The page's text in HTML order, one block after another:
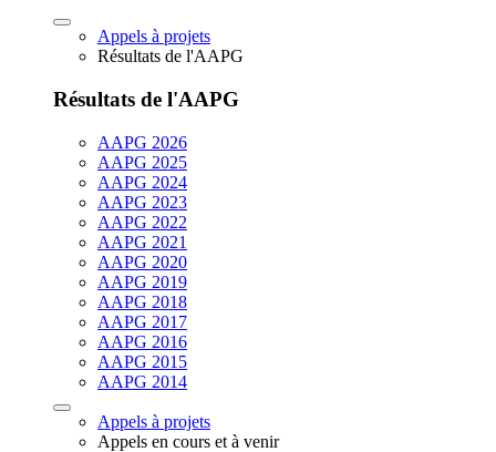
Appels à projets
Résultats de l'AAPG
Résultats de l'AAPG
AAPG 2026
AAPG 2025
AAPG 2024
AAPG 2023
AAPG 2022
AAPG 2021
AAPG 2020
AAPG 2019
AAPG 2018
AAPG 2017
AAPG 2016
AAPG 2015
AAPG 2014
Appels à projets
Appels en cours et à venir